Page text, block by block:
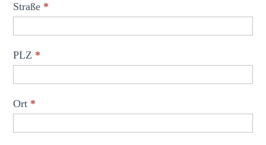
Straße *
PLZ *
Ort *